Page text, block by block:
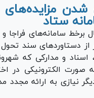
شدن مزایده‌های
ستاد
برخط سامانه‌های فراجا
از دستاورد‌های سند
اسناد و مدارکی که
صورت الکترونیکی در
نیازی به ارائه مجدد